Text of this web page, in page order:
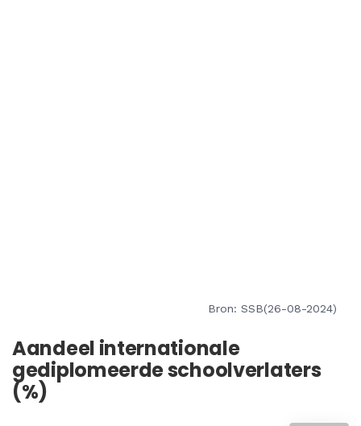
Bron: SSB(26-08-2024)
Aandeel internationale
gediplomeerde schoolverlaters
(%)